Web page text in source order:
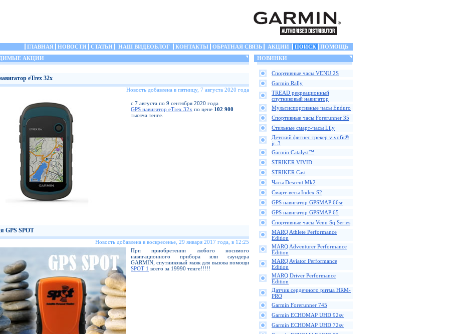
ГЛАВНАЯ НОВОСТИ СТАТЬИ НАШ ВИДЕОБЛОГ КОНТАКТЫ ОБРАТНАЯ СВЯЗЬ АКЦИИ ПОИСК
ПОМОЩЬ
АКЦИИ
eTrex 32x
Новость добавлена в пятницу, 7 августа 2020 года
с 7 августа по 9 сентября 2020 года
GPS навигатор eTrex 32x по цене 102 900
тысяча тенге.
GPS SPOT
Новость добавлена в воскресенье, 29 января 2017 года, в 12:25
При приобретении любого носимого
навигационного прибора или саундера
GARMIN, спутниковый маяк для вызова помощи
SPOT 1 всего за 19990 тенге!!!!!
НОВИНКИ
Спортивные часы VENU 2S
Garmin Rally
TREAD рекреационный
спутниковый навигатор
Мультиспортивные часы Enduro
Спортивные часы Forerunner 35
Стильные смарт-часы Lily
Детский фитнес трекер vivofit®
jr. 3
Garmin Catalyst™
STRIKER VIVID
STRIKER Cast
Часы Descent Mk2
Смарт-весы Index S2
GPS навигатор GPSMAP 66sr
GPS навигатор GPSMAP 65
Спортивные часы Venu Sq Series
MARQ Athlete Performance
Edition
MARQ Adventurer Performance
Edition
MARQ Aviator Performance
Edition
MARQ Driver Performance
Edition
Датчик сердечного ритма HRM-
PRO
Garmin Forerunner 745
Garmin ECHOMAP UHD 92sv
Garmin ECHOMAP UHD 72sv